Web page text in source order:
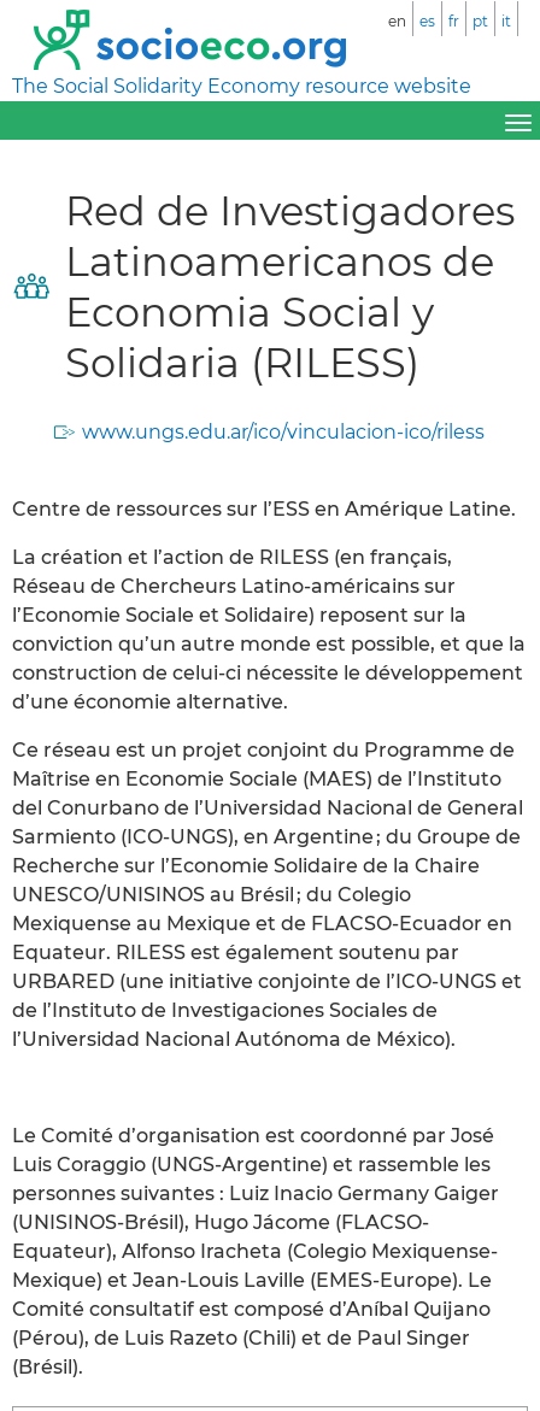
The Social Solidarity Economy resource website
en es fr pt it
Red de Investigadores
Latinoamericanos de
Economia Social y
Solidaria (RILESS)
www.ungs.edu.ar/ico/vinculacion-ico/riless
Centre de ressources sur l’ESS en Amérique Latine.
La création et l’action de RILESS (en français,
Réseau de Chercheurs Latino-américains sur
l’Economie Sociale et Solidaire) reposent sur la
conviction qu’un autre monde est possible, et que la
construction de celui-ci nécessite le développement
d’une économie alternative.
Ce réseau est un projet conjoint du Programme de
Maîtrise en Economie Sociale (MAES) de l’Instituto
del Conurbano de l’Universidad Nacional de General
Sarmiento (ICO-UNGS), en Argentine ; du Groupe de
Recherche sur l’Economie Solidaire de la Chaire
UNESCO/UNISINOS au Brésil ; du Colegio
Mexiquense au Mexique et de FLACSO-Ecuador en
Equateur. RILESS est également soutenu par
URBARED (une initiative conjointe de l’ICO-UNGS et
de l’Instituto de Investigaciones Sociales de
l’Universidad Nacional Autónoma de México).
Le Comité d’organisation est coordonné par José
Luis Coraggio (UNGS-Argentine) et rassemble les
personnes suivantes : Luiz Inacio Germany Gaiger
(UNISINOS-Brésil), Hugo Jácome (FLACSO-
Equateur), Alfonso Iracheta (Colegio Mexiquense-
Mexique) et Jean-Louis Laville (EMES-Europe). Le
Comité consultatif est composé d’Aníbal Quijano
(Pérou), de Luis Razeto (Chili) et de Paul Singer
(Brésil).